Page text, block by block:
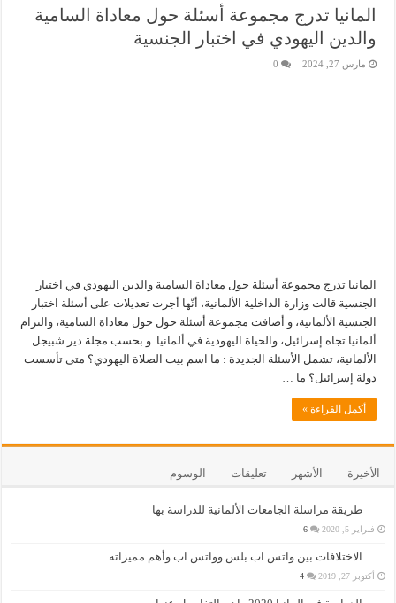
المانيا تدرج مجموعة أسئلة حول معاداة السامية
والدين اليهودي في اختبار الجنسية
مارس 27, 2024 0
المانيا تدرج مجموعة أسئلة حول معاداة السامية والدين اليهودي في اختبار
الجنسية قالت وزارة الداخلية الألمانية، أنّها أجرت تعديلات على أسئلة اختبار
الجنسية الألمانية، و أضافت مجموعة أسئلة حول حول معاداة السامية، والتزام
ألمانيا تجاه إسرائيل، والحياة اليهودية في ألمانيا. و بحسب مجلة دير شبيجل
الألمانية، تشمل الأسئلة الجديدة : ما اسم بيت الصلاة اليهودي؟ متى تأسست
دولة إسرائيل؟ ما …
أكمل القراءة »
الأخيرة الأشهر تعليقات الوسوم
طريقة مراسلة الجامعات الألمانية للدراسة بها
فبراير 5, 2020 6
الاختلافات بين واتس اب بلس وواتس اب وأهم مميزاته
أكتوبر 27, 2019 4